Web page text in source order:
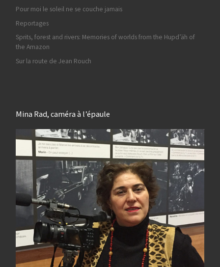
Pour moi le soleil ne se couche jamais
Reportages
Sprits, forest and rivers: Memories of worlds from the Hupd’äh of
the Amazon
Sur la route de Jean Rouch
Mina Rad, caméra à l’épaule